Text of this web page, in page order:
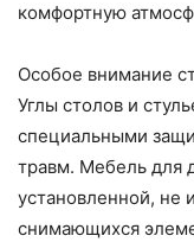
комфортную
Особое внимание
Углы столов и
специальными
травм. Мебель для
установленной, не
снимающихся